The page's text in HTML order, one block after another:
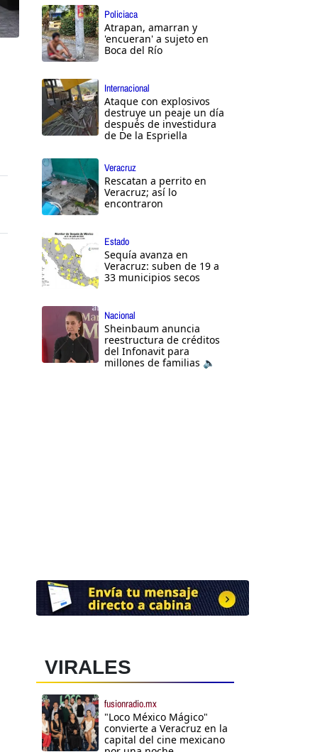
Policiaca
Atrapan, amarran y
'encueran' a sujeto en
Boca del Río
Internacional
Ataque con explosivos
destruye un peaje un día
después de investidura
de De la Espriella
Veracruz
Rescatan a perrito en
Veracruz; así lo
encontraron
Estado
Sequía avanza en
Veracruz: suben de 19 a
33 municipios secos
Nacional
Sheinbaum anuncia
reestructura de créditos
del Infonavit para
millones de familias 🔈
VIRALES
fusionradio.mx
"Loco México Mágico"
convierte a Veracruz en la
capital del cine mexicano